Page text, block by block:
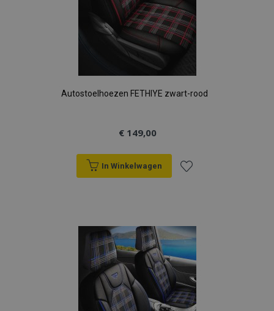
Autostoelhoezen FETHIYE zwart-rood
€ 149,00
In Winkelwagen
aan
verlanglijst